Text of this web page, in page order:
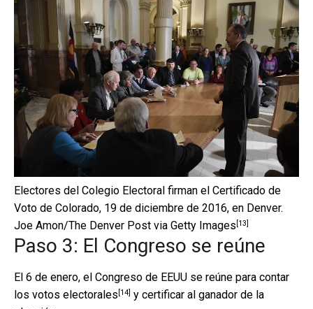
Electores del Colegio Electoral firman el Certificado de
Voto de Colorado, 19 de diciembre de 2016, en Denver.
Joe Amon/The Denver Post via Getty Images [13]
Paso 3: El Congreso se reúne
El 6 de enero, el Congreso de EEUU se reúne para contar
los votos electorales [14] y certificar al ganador de la